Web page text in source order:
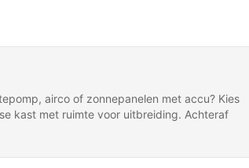
airco of zonnepanelen met accu? Kies
kast met ruimte voor uitbreiding. Achteraf